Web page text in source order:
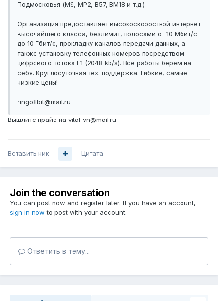
Подмосковья (M9, MP2, B57, BM18 и т.д.).
Организация предоставляет высокоскоростной интернет
высочайшего класса, безлимит, полосами от 10 Мбит/c
до 10 Гбит/с, прокладку каналов передачи данных, а
также установку телефонных номеров посредством
цифрового потока E1 (2048 kb/s). Все работы берём на
себя. Круглосуточная тех. поддержка. Гибкие, самые
низкие цены!
ringo8bit@mail.ru
Вышлите прайс на vital_vn@mail.ru
Вставить ник Цитата
Join the conversation
You can post now and register later. If you have an account,
sign in now to post with your account.
Ответить в тему...